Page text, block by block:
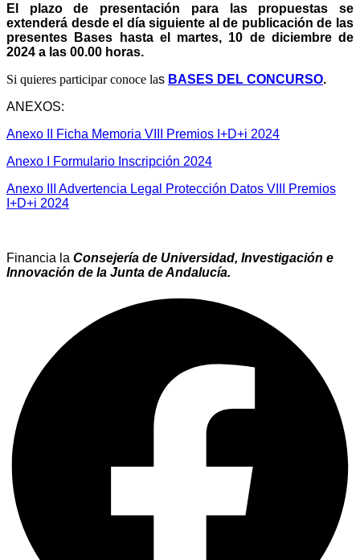
El plazo de presentación para las propuestas se
extenderá desde el día siguiente al de publicación de las
presentes Bases hasta el martes, 10 de diciembre de
2024 a las 00.00 horas.
Si quieres participar conoce las BASES DEL CONCURSO.
ANEXOS:
Anexo II Ficha Memoria VIII Premios I+D+i 2024
Anexo I Formulario Inscripción 2024
Anexo III Advertencia Legal Protección Datos VIII Premios
I+D+i 2024
Financia la Consejería de Universidad, Investigación e
Innovación de la Junta de Andalucía.